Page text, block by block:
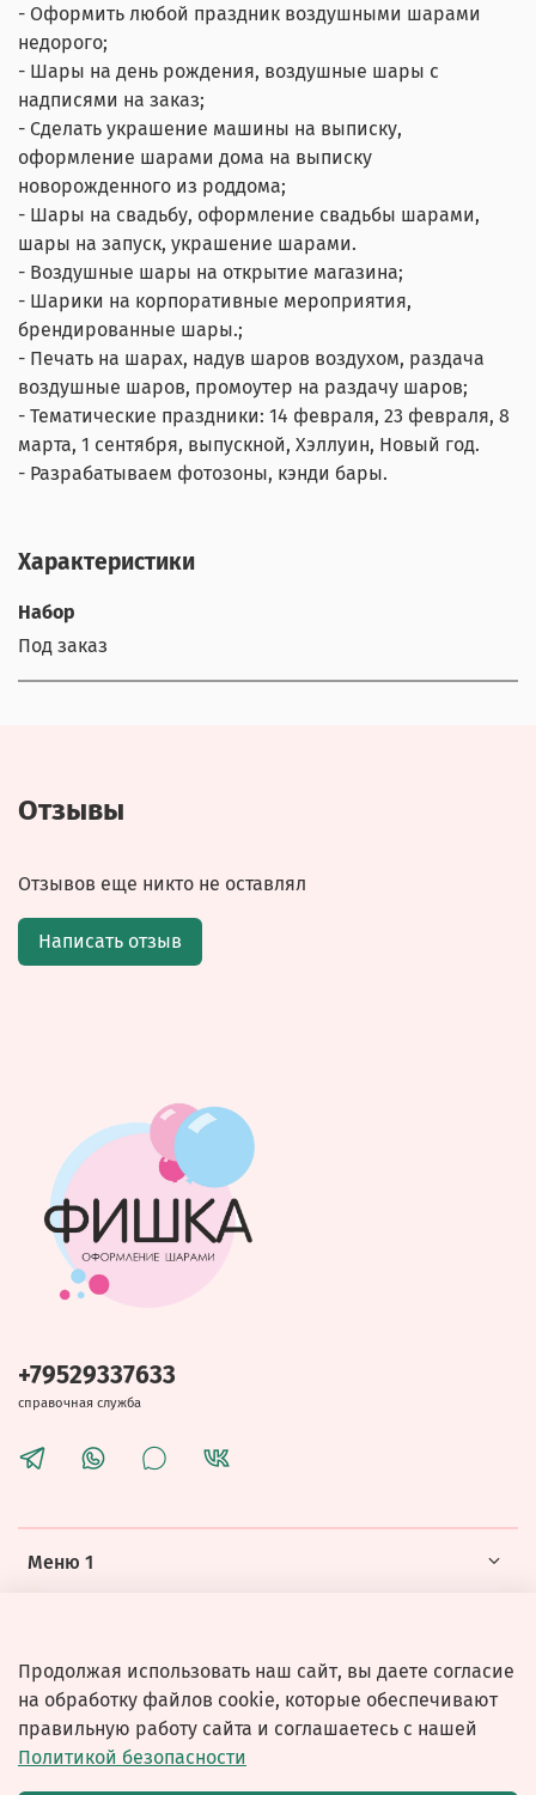
- Оформить любой праздник воздушными шарами
недорого;
- Шары на день рождения, воздушные шары с
надписями на заказ;
- Сделать украшение машины на выписку,
оформление шарами дома на выписку
новорожденного из роддома;
- Шары на свадьбу, оформление свадьбы шарами,
шары на запуск, украшение шарами.
- Воздушные шары на открытие магазина;
- Шарики на корпоративные мероприятия,
брендированные шары.;
- Печать на шарах, надув шаров воздухом, раздача
воздушные шаров, промоутер на раздачу шаров;
- Тематические праздники: 14 февраля, 23 февраля, 8
марта, 1 сентября, выпускной, Хэллуин, Новый год.
- Разрабатываем фотозоны, кэнди бары.
Характеристики
Набор
Под заказ
Отзывы
Отзывов еще никто не оставлял
Написать отзыв
Меню 1
+79529337633
справочная служба
Продолжая использовать наш сайт, вы даете согласие
на обработку файлов cookie, которые обеспечивают
правильную работу сайта и соглашаетесь с нашей
Политикой безопасности